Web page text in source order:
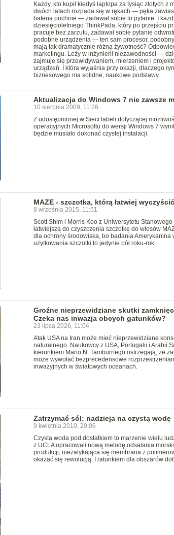
Każdy, kto kupił kiedyś laptopa za tysiąc złotych z
dwóch latach rozpada się w rękach — pęka
bateria puchnie — zadawał sobie to pytanie. I
dziesięcioletniego ThinkPada, który po przejściu
pracuje bez zarzutu, zadawał sobie pytanie
podobne urządzenia — ten sam procesor,
mają tak dramatycznie różną żywotność?
marketingu. Leży w inżynierii niezawodności —
zajmuje się przewidywaniem, mierzeniem i
urządzeń. I która wyjaśnia przy okazji, dlaczego
biznesowego ma solidne, naukowe podstawy.
Aktualizacja do Windows 7 nie zawsze
10 sierpnia 2009, 11:26
Z udostępnionej w Sieci tabeli dotyczącej
operacyjnych Microsoftu do wersji Windows 7
będzie musiało dokonać czystej instalacji.
MAZE - szczotka, którą łatwiej wyczyścić
8 września 2015, 11:51
Scott Shim i Morris Koo z Uniwersytetu
łatwiejszą do czyszczenia szczotkę do włosów
dla ochrony środowiska, bo badania Amerykanina
użytkowania szczotki to jedynie pół roku-rok.
Groźne nieprzewidziane skutki
Czeka nas inwazja obcych gatunków?
23 lipca 2026, 11:04
Atak USA na Iran może mieć nieprzewidziane
naturalnego. Naukowcy z USA, Portugalii i Arabii
kierunkiem Mario N. Tamburriego ostrzegają, że
może wywołać bezprecedensowe
inwazyjnych w światowych oceanach.
Zatrzymać sól: nadzieja na czystą wodę
9 kwietnia 2010, 20:06
Czysta woda pod dostatkiem to marzenie wielu
z UCLA opracowali nową metodę odsalania
produkcji, niezatykająca się membrana z
okazać się rewolucją. I ratunkiem dla obszarów